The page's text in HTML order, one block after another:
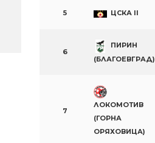
5 ЦСКА II
6
ПИРИН
(БЛАГОЕВГРАД)
7
ЛОКОМОТИВ
(ГОРНА
ОРЯХОВИЦА)